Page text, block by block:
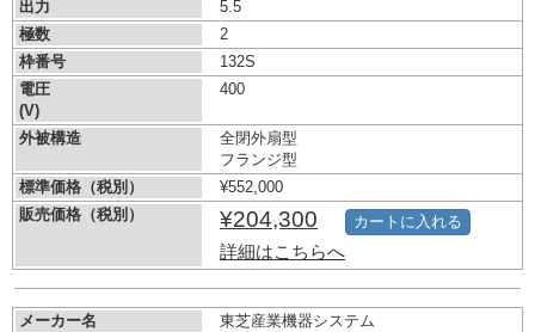
出力
5.5
極数
2
枠番号
132S
電圧
(V)
400
外被構造
全閉外扇型
フランジ型
標準価格（税別）
¥552,000
販売価格（税別）
¥204,300
詳細はこちらへ
カートに入れる
メーカー名
東芝産業機器システム